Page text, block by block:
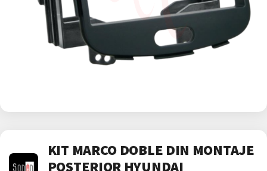
KIT MARCO DOBLE DIN MONTAJE
POSTERIOR HYUNDAI